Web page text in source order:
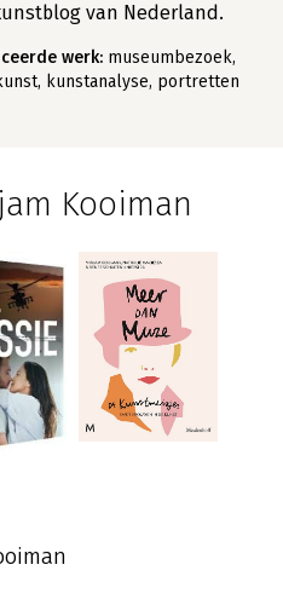
van Nederland.
werk: museumbezoek,
kunstanalyse, portretten
Kooiman